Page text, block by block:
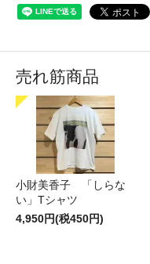
売れ筋商品
小財美香子 「しらな
い」Tシャツ
4,950円(税450円)